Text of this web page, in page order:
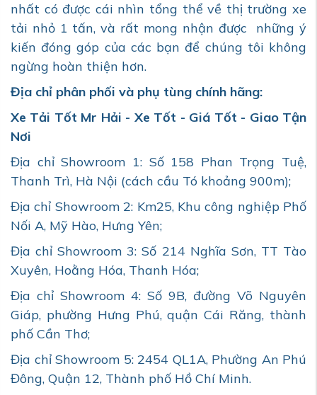
nhất có được cái nhìn tổng thể về thị trường xe
tải nhỏ 1 tấn, và rất mong nhận được những ý
kiến đóng góp của các bạn để chúng tôi không
ngừng hoàn thiện hơn.
Địa chỉ phân phối và phụ tùng chính hãng:
Xe Tải Tốt Mr Hải - Xe Tốt - Giá Tốt - Giao Tận
Nơi
Địa chỉ Showroom 1: Số 158 Phan Trọng Tuệ,
Thanh Trì, Hà Nội (cách cầu Tó khoảng 900m);
Địa chỉ Showroom 2: Km25, Khu công nghiệp Phố
Nối A, Mỹ Hào, Hưng Yên;
Địa chỉ Showroom 3: Số 214 Nghĩa Sơn, TT Tào
Xuyên, Hoằng Hóa, Thanh Hóa;
Địa chỉ Showroom 4: Số 9B, đường Võ Nguyên
Giáp, phường Hưng Phú, quận Cái Răng, thành
phố Cần Thơ;
Địa chỉ Showroom 5: 2454 QL1A, Phường An Phú
Đông, Quận 12, Thành phố Hồ Chí Minh.